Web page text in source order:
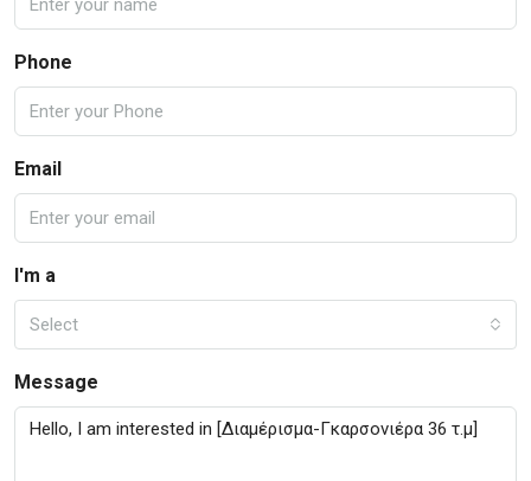
Phone
Email
I'm a
Select
Message